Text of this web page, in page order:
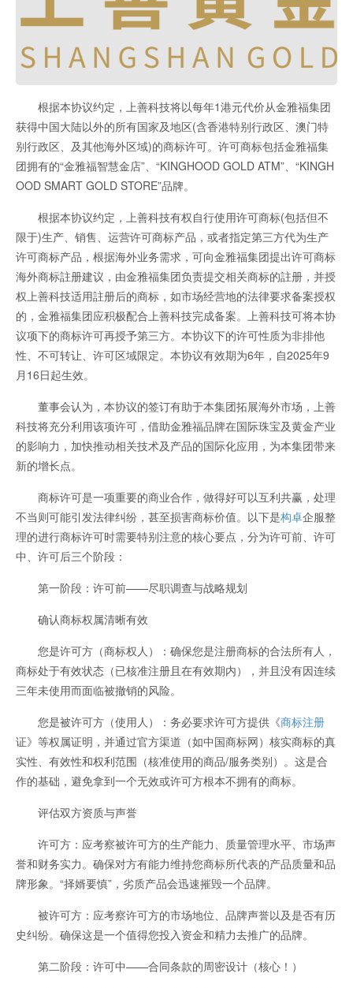
根据本协议约定，上善科技将以每年1港元代价从金雅福集团
获得中国大陆以外的所有国家及地区(含香港特别行政区、澳门特
别行政区、及其他海外区域)的商标许可。许可商标包括金雅福集
团拥有的“金雅福智慧金店”、“KINGHOOD GOLD ATM”、“KINGH
OOD SMART GOLD STORE”品牌。
根据本协议约定，上善科技有权自行使用许可商标(包括但不
限于)生产、销售、运营许可商标产品，或者指定第三方代为生产
许可商标产品，根据海外业务需求，可向金雅福集团提出许可商标
海外商标註册建议，由金雅福集团负责提交相关商标的註册，并授
权上善科技适用註册后的商标，如市场经营地的法律要求备案授权
的，金雅福集团应积极配合上善科技完成备案。上善科技可将本协
议项下的商标许可再授予第三方。本协议下的许可性质为非排他
性、不可转让、许可区域限定。本协议有效期为6年，自2025年9
月16日起生效。
董事会认为，本协议的签订有助于本集团拓展海外市场，上善
科技将充分利用该项许可，借助金雅福品牌在国际珠宝及黄金产业
的影响力，加快推动相关技术及产品的国际化应用，为本集团带来
新的增长点。
商标许可是一项重要的商业合作，做得好可以互利共赢，处理
不当则可能引发法律纠纷，甚至损害商标价值。以下是构卓企服整
理的进行商标许可时需要特别注意的核心要点，分为许可前、许可
中、许可后三个阶段：
第一阶段：许可前——尽职调查与战略规划
确认商标权属清晰有效
您是许可方（商标权人）：确保您是注册商标的合法所有人，
商标处于有效状态（已核准注册且在有效期内），并且没有因连续
三年未使用而面临被撤销的风险。
您是被许可方（使用人）：务必要求许可方提供《商标注册
证》等权属证明，并通过官方渠道（如中国商标网）核实商标的真
实性、有效性和权利范围（核准使用的商品/服务类别）。这是合
作的基础，避免拿到一个无效或许可方根本不拥有的商标。
评估双方资质与声誉
许可方：应考察被许可方的生产能力、质量管理水平、市场声
誉和财务实力。确保对方有能力维持您商标所代表的产品质量和品
牌形象。“择婿要慎”，劣质产品会迅速摧毁一个品牌。
被许可方：应考察许可方的市场地位、品牌声誉以及是否有历
史纠纷。确保这是一个值得您投入资金和精力去推广的品牌。
第二阶段：许可中——合同条款的周密设计（核心！）